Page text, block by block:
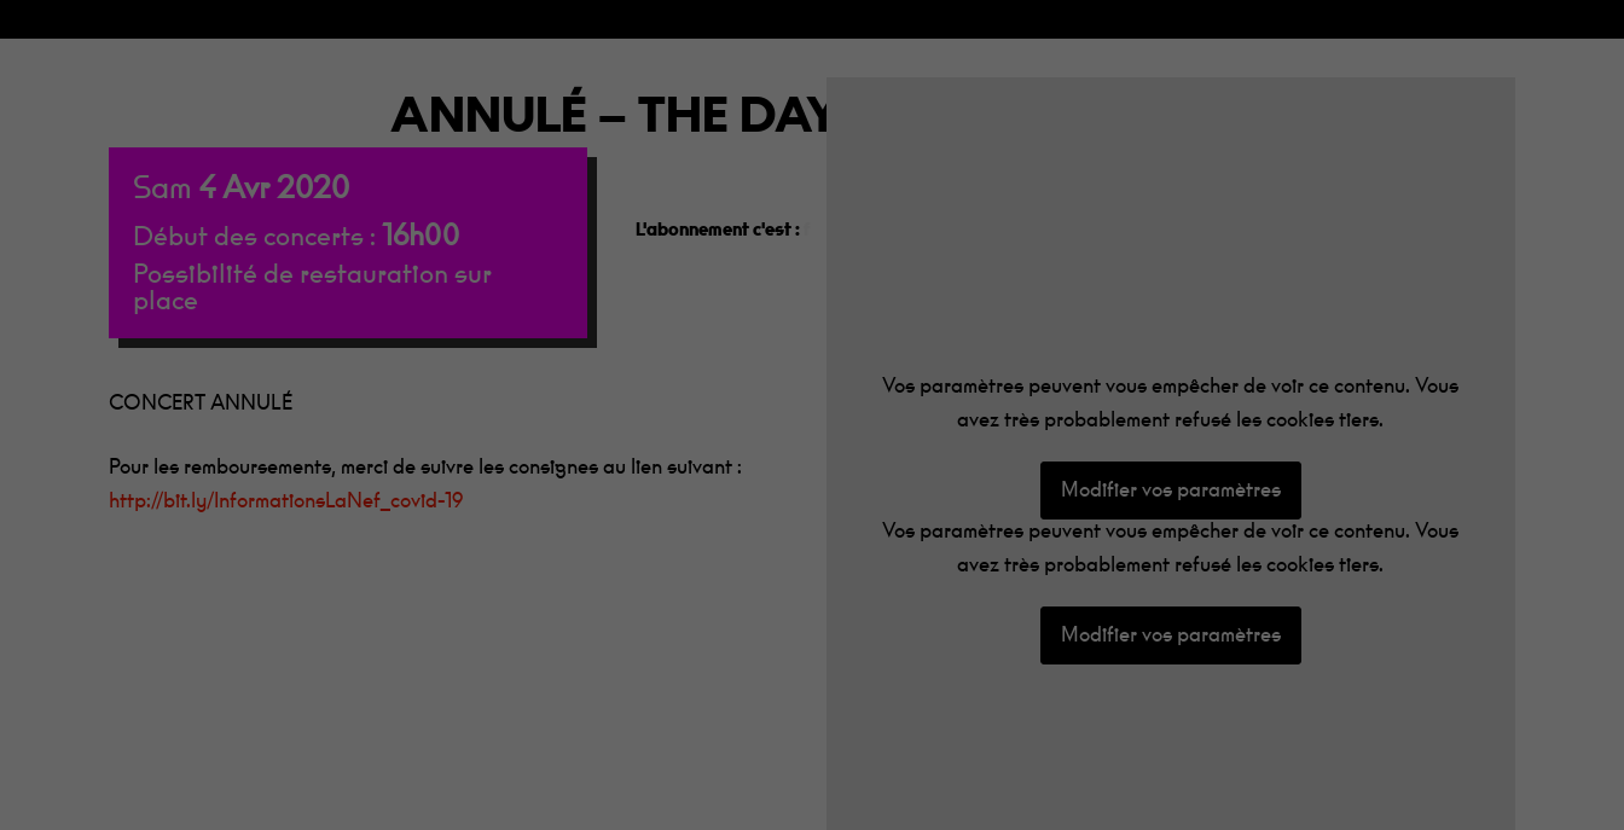
ANNULÉ – THE DAY OF HARDCORE 2020
Sam 4 Avr 2020
Début des concerts : 16h00
Possibilité de restauration sur
place
L'abonnement c'est :
CONCERT ANNULÉ
Pour les remboursements, merci de suivre les consignes au lien suivant :
http://bit.ly/InformationsLaNef_covid-19
Vos paramètres peuvent vous empêcher de voir ce contenu. Vous
avez très probablement refusé les cookies tiers.
Modifier vos paramètres
Vos paramètres peuvent vous empêcher de voir ce contenu. Vous
avez très probablement refusé les cookies tiers.
Modifier vos paramètres